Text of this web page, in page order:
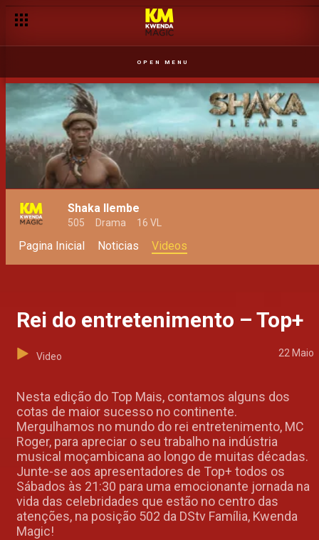
OPEN MENU
Shaka Ilembe
505 Drama 16 VL
Pagina Inicial Noticias Videos
Rei do entretenimento – Top+
Video 22 Maio
Nesta edição do Top Mais, contamos alguns dos
cotas de maior sucesso no continente.
Mergulhamos no mundo do rei entretenimento, MC
Roger, para apreciar o seu trabalho na indústria
musical moçambicana ao longo de muitas décadas.
Junte-se aos apresentadores de Top+ todos os
Sábados às 21:30 para uma emocionante jornada na
vida das celebridades que estão no centro das
atenções, na posição 502 da DStv Família, Kwenda
Magic!